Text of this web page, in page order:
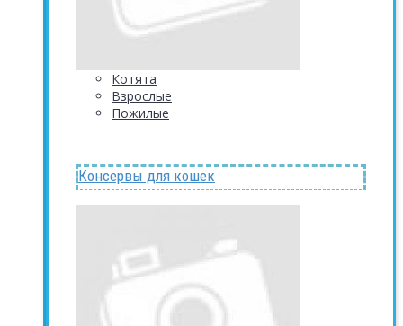
Котята
Взрослые
Пожилые
Консервы для кошек